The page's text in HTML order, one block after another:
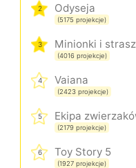
2 Odyseja
(5175 projekcje)
3 Minionki i
(4016 projekcje)
4 Vaiana
(2423 projekcje)
5 Ekipa
(2179 projekcje)
6 Toy Story 5
(1927 projekcje)